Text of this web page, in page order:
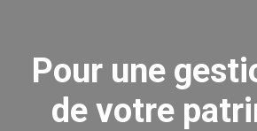
Pour une
de votre